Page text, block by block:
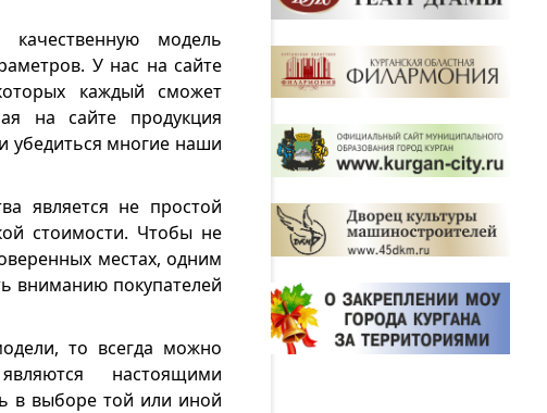
модель
У нас на сайте
каждый сможет
на сайте продукция
убедиться многие наши
является не простой
стоимости. Чтобы не
местах, одним
вниманию покупателей
то всегда можно
настоящими
в выборе той или иной